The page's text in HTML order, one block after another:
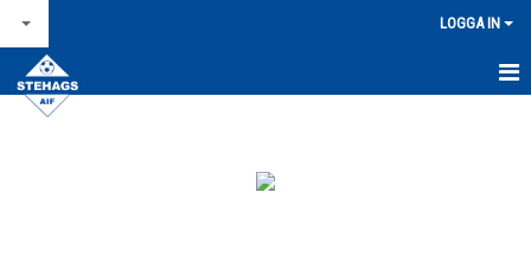
LOGGA IN
STARTSIDA